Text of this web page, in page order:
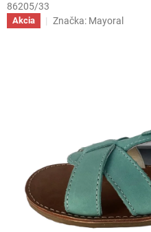
86205/33
Akcia Značka: Mayoral